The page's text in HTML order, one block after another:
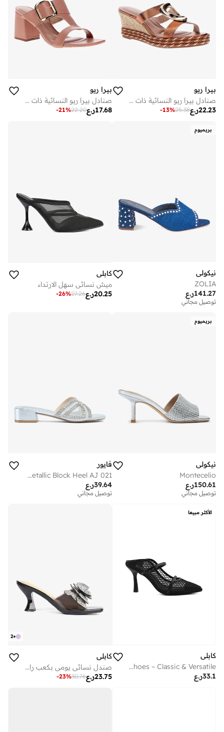
بيرا ريو
صنادل بيرا ريو النسائية ذات الكعب المتوسط – ملابس يومية أنيقة مع دعم مريح
ر.ع22.23
25.38
-13%
بيرا ريو
صنادل بيرا ريو النسائية ذات الكعب المتوسط – ملابس يومية أنيقة مع دعم مريح
ر.ع17.68
22.20
-21%
بريميوم
نيكولي
ZOLIA
ر.ع141.27
توصيل مجاني
كابلي
ميش نسائي سهل الارتداء
ر.ع20.25
27.26
-26%
بريميوم
نيكولي
Montecelio
ر.ع150.61
توصيل مجاني
فايور
Stylish Ornate Metallic Block Heel AJ 021
ر.ع39.64
توصيل مجاني
الأكثر مبيعا
كابلي
Heel Shoes – Classic & Versatile
ر.ع33.1
+
2
كابلي
صندل نسائي يومي بكعب راقي للأناقة المستدامة
ر.ع23.75
30.76
-23%